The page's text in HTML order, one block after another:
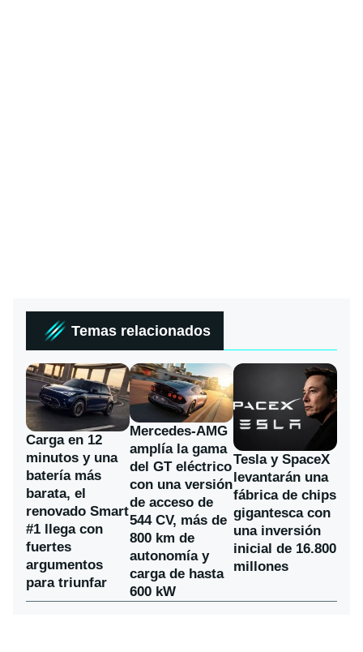
Temas relacionados
Carga en 12
minutos y una
batería más
barata, el
renovado Smart
#1 llega con
fuertes
argumentos
para triunfar
Mercedes-AMG
amplía la gama
del GT eléctrico
con una versión
de acceso de
544 CV, más de
800 km de
autonomía y
carga de hasta
600 kW
Tesla y SpaceX
levantarán una
fábrica de chips
gigantesca con
una inversión
inicial de 16.800
millones